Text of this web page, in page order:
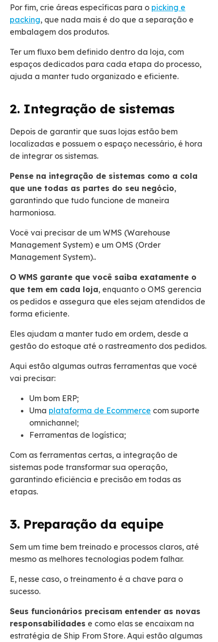
Por fim, crie áreas específicas para o picking e
packing, que nada mais é do que a separação e
embalagem dos produtos.
Ter um fluxo bem definido dentro da loja, com
espaços dedicados para cada etapa do processo,
ajuda a manter tudo organizado e eficiente.
2. Integração de sistemas
Depois de garantir que suas lojas estão bem
localizadas e possuem o espaço necessário, é hora
de integrar os sistemas.
Pense na integração de sistemas como a cola
que une todas as partes do seu negócio,
garantindo que tudo funcione de maneira
harmoniosa.
Você vai precisar de um WMS (Warehouse
Management System) e um OMS (Order
Management System)..
O WMS garante que você saiba exatamente o
que tem em cada loja, enquanto o OMS gerencia
os pedidos e assegura que eles sejam atendidos de
forma eficiente.
Eles ajudam a manter tudo em ordem, desde a
gestão do estoque até o rastreamento dos pedidos.
Aqui estão algumas outras ferramentas que você
vai precisar:
Um bom ERP;
Uma plataforma de Ecommerce com suporte
omnichannel;
Ferramentas de logística;
Com as ferramentas certas, a integração de
sistemas pode transformar sua operação,
garantindo eficiência e precisão em todas as
etapas.
3. Preparação da equipe
Sem um time bem treinado e processos claros, até
mesmo as melhores tecnologias podem falhar.
E, nesse caso, o treinamento é a chave para o
sucesso.
Seus funcionários precisam entender as novas
responsabilidades e como elas se encaixam na
estratégia de Ship From Store. Aqui estão algumas